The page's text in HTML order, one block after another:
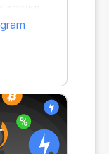
также